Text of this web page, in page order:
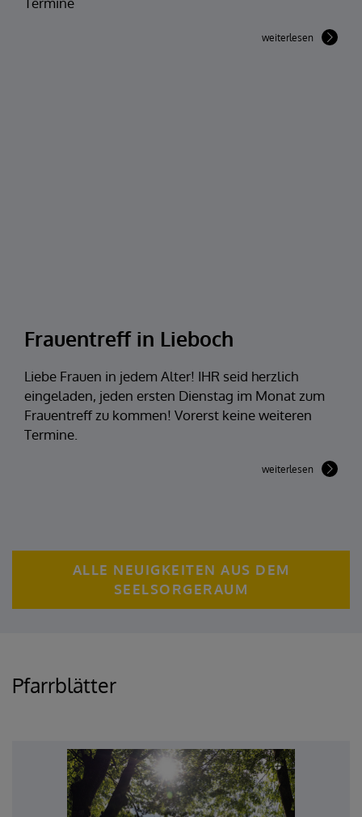
weiterlesen
Frauentreff in Lieboch
Liebe Frauen in jedem Alter! IHR seid herzlich
eingeladen, jeden ersten Dienstag im Monat zum
Frauentreff zu kommen! Vorerst keine weiteren
Termine.
weiterlesen
ALLE NEUIGKEITEN AUS DEM
SEELSORGERAUM
Pfarrblätter